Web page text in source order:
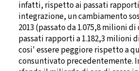
infatti, rispetto ai passati rapporti
integrazione, un cambiamento
2013 (passato da 1.075,8 milioni
passati rapporti a 1.182,3 milioni
cosi' essere peggiore rispetto a
consuntivato precedentemente.